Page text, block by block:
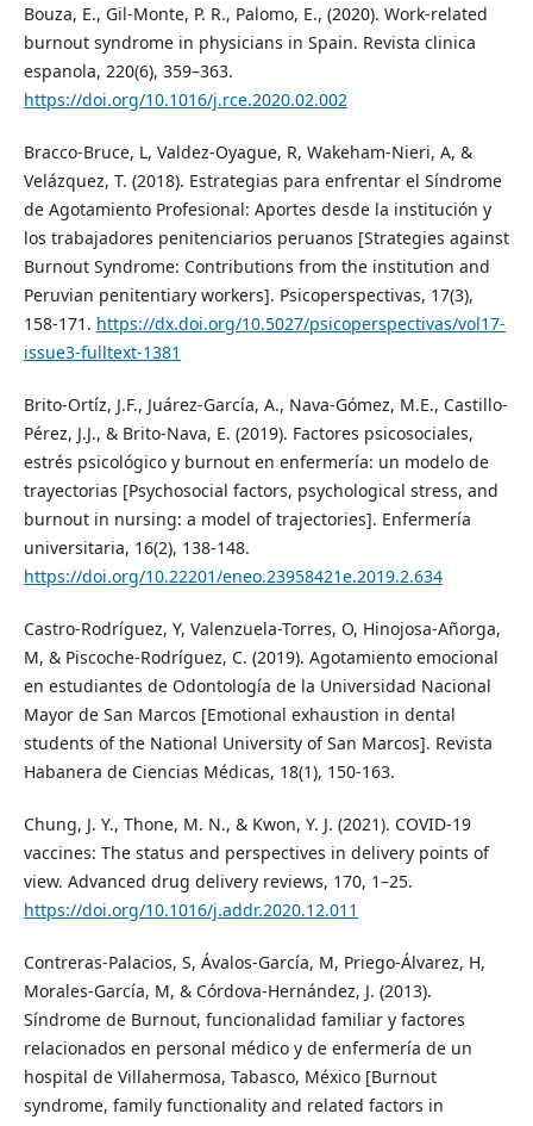
Bouza, E., Gil-Monte, P. R., Palomo, E., (2020). Work-related
burnout syndrome in physicians in Spain. Revista clinica
espanola, 220(6), 359–363.
https://doi.org/10.1016/j.rce.2020.02.002
Bracco-Bruce, L, Valdez-Oyague, R, Wakeham-Nieri, A, &
Velázquez, T. (2018). Estrategias para enfrentar el Síndrome
de Agotamiento Profesional: Aportes desde la institución y
los trabajadores penitenciarios peruanos [Strategies against
Burnout Syndrome: Contributions from the institution and
Peruvian penitentiary workers]. Psicoperspectivas, 17(3),
158-171. https://dx.doi.org/10.5027/psicoperspectivas/vol17-
issue3-fulltext-1381
Brito-Ortíz, J.F., Juárez-García, A., Nava-Gómez, M.E., Castillo-
Pérez, J.J., & Brito-Nava, E. (2019). Factores psicosociales,
estrés psicológico y burnout en enfermería: un modelo de
trayectorias [Psychosocial factors, psychological stress, and
burnout in nursing: a model of trajectories]. Enfermería
universitaria, 16(2), 138-148.
https://doi.org/10.22201/eneo.23958421e.2019.2.634
Castro-Rodríguez, Y, Valenzuela-Torres, O, Hinojosa-Añorga,
M, & Piscoche-Rodríguez, C. (2019). Agotamiento emocional
en estudiantes de Odontología de la Universidad Nacional
Mayor de San Marcos [Emotional exhaustion in dental
students of the National University of San Marcos]. Revista
Habanera de Ciencias Médicas, 18(1), 150-163.
Chung, J. Y., Thone, M. N., & Kwon, Y. J. (2021). COVID-19
vaccines: The status and perspectives in delivery points of
view. Advanced drug delivery reviews, 170, 1–25.
https://doi.org/10.1016/j.addr.2020.12.011
Contreras-Palacios, S, Ávalos-García, M, Priego-Álvarez, H,
Morales-García, M, & Córdova-Hernández, J. (2013).
Síndrome de Burnout, funcionalidad familiar y factores
relacionados en personal médico y de enfermería de un
hospital de Villahermosa, Tabasco, México [Burnout
syndrome, family functionality and related factors in